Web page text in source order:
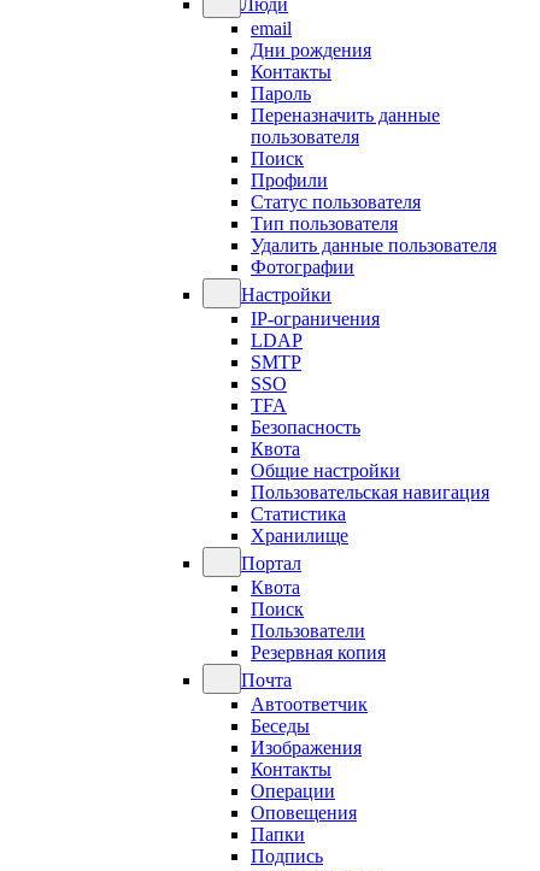
Люди
email
Дни рождения
Контакты
Пароль
Переназначить данные
пользователя
Поиск
Профили
Статус пользователя
Тип пользователя
Удалить данные пользователя
Фотографии
Настройки
IP-ограничения
LDAP
SMTP
SSO
TFA
Безопасность
Квота
Общие настройки
Пользовательская навигация
Статистика
Хранилище
Портал
Квота
Поиск
Пользователи
Резервная копия
Почта
Автоответчик
Беседы
Изображения
Контакты
Операции
Оповещения
Папки
Подпись